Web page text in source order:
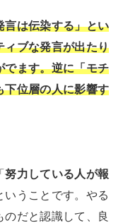
言は伝染する」とい
ィブな発言が出たり
でます。逆に「モチ
下位層の人に影響す
努力している人が報
いうことです。やる
だと認識して、良